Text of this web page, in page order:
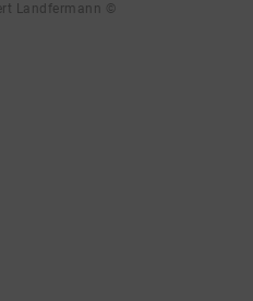
Landfermann ©